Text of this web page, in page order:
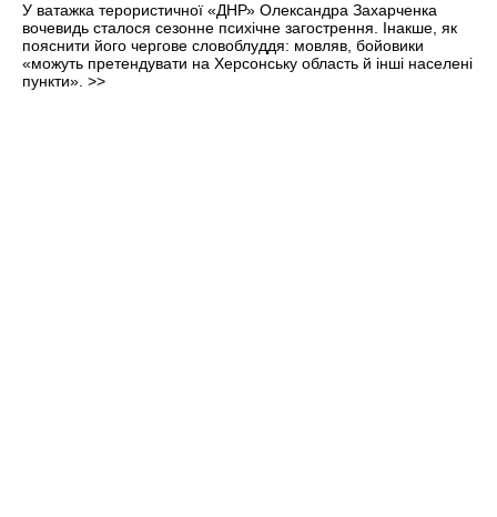
У ватажка терористичної «ДНР» Олександра Захарченка
вочевидь сталося сезонне психічне загострення. Інакше, як
пояснити його чергове словоблуддя: мовляв, бойовики
«можуть претендувати на Херсонську область й інші населені
пункти». >>